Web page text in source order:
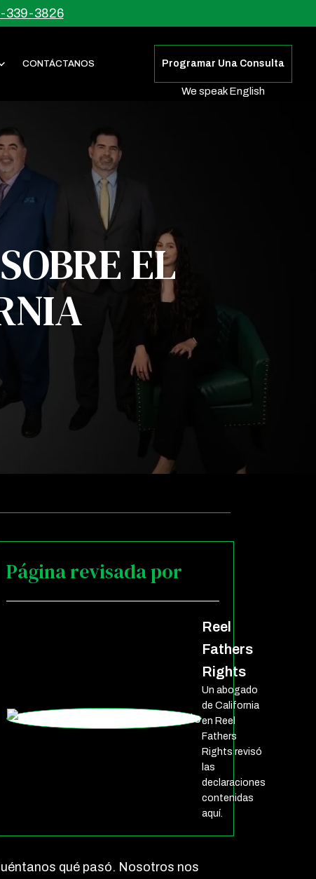
339-3826
CONTÁCTANOS Programar Una Consulta
We speak English
EL
Página revisada por
Reel
Fathers
Rights
Un abogado
de California
en Reel
Fathers
Rights revisó
las
declaraciones
contenidas
aquí.
qué pasó. Nosotros nos